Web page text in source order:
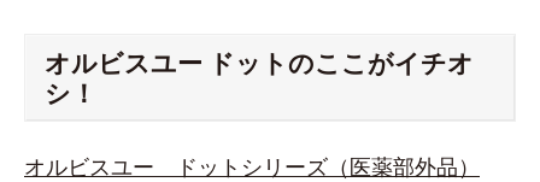
オルビスユー ドットのここがイチオ
シ！
オルビスユー ドットシリーズ（医薬部外品）